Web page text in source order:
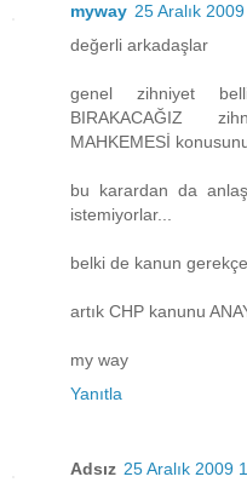
myway 25 Aralık
değerli arkadaşlar
genel zihniyet
BIRAKACAĞIZ
MAHKEMESİ
bu karardan da
istemiyorlar...
belki de kanun
artık CHP kanunu
my way
Yanıtla
Adsız 25 Aralık 2009